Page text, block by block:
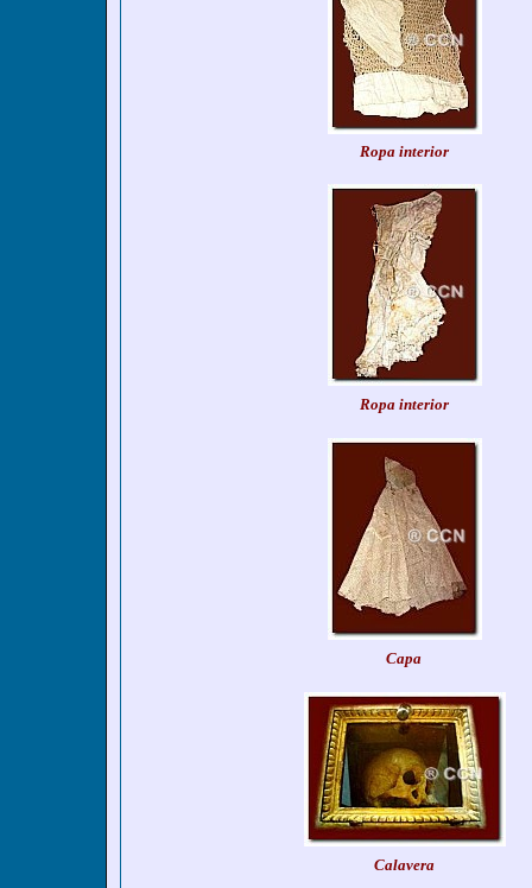
Ropa interior
Ropa interior
Capa
Calavera